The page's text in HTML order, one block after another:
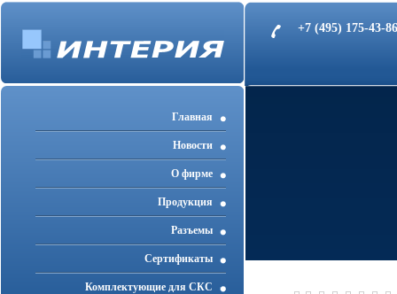
+7 (495) 175-43-
Главная
Новости
О фирме
Продукция
Разъемы
Cертификаты
Комплектующие для СКС